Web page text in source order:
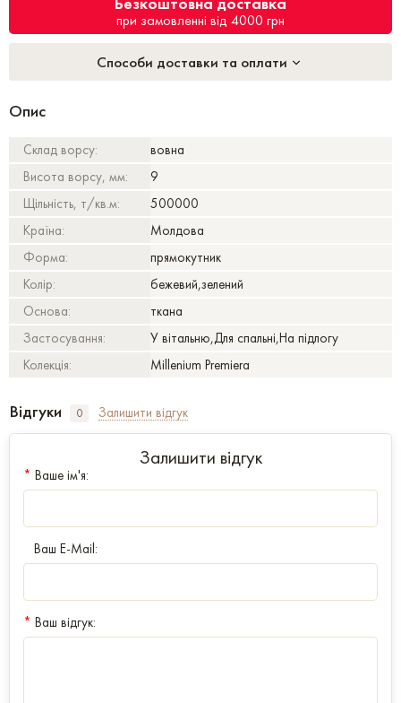
при замовленні від 4000 грн
Способи доставки та оплати
Опис
Склад ворсу:
вовна
Висота ворсу, мм:
9
Щільність, т/кв.м:
500000
Країна:
Молдова
Форма:
прямокутник
Колір:
бежевий,зелений
Основа:
ткана
Застосування:
У вітальню,Для спальні,На підлогу
Колекція:
Millenium Premiera
Відгуки 0 Залишити відгук
Залишити відгук
* Ваше ім'я:
Ваш E-Mail:
* Ваш відгук: